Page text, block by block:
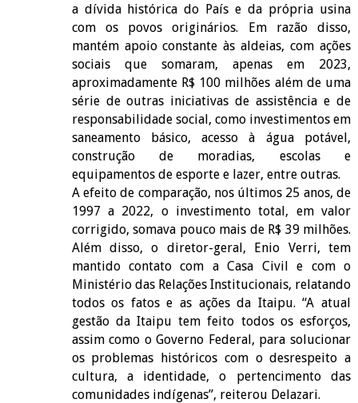
a dívida histórica do País e da própria usina
com os povos originários. Em razão disso,
mantém apoio constante às aldeias, com ações
sociais que somaram, apenas em 2023,
aproximadamente R$ 100 milhões além de uma
série de outras iniciativas de assistência e de
responsabilidade social, como investimentos em
saneamento básico, acesso à água potável,
construção de moradias, escolas e
equipamentos de esporte e lazer, entre outras.
A efeito de comparação, nos últimos 25 anos, de
1997 a 2022, o investimento total, em valor
corrigido, somava pouco mais de R$ 39 milhões.
Além disso, o diretor-geral, Enio Verri, tem
mantido contato com a Casa Civil e com o
Ministério das Relações Institucionais, relatando
todos os fatos e as ações da Itaipu. “A atual
gestão da Itaipu tem feito todos os esforços,
assim como o Governo Federal, para solucionar
os problemas históricos com o desrespeito a
cultura, a identidade, o pertencimento das
comunidades indígenas”, reiterou Delazari.